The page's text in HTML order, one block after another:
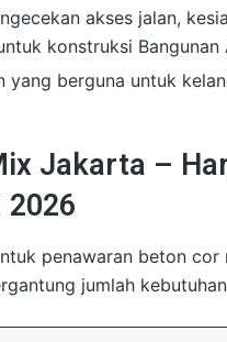
akses jalan,
konstruksi Bangunan
yang berguna untuk
Jakarta –
2026
penawaran beton
jumlah